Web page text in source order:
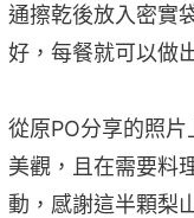
通擦乾後放入密實
好，每餐就可以做
從原PO分享的照
美觀，且在需要料
動，感謝這半顆梨